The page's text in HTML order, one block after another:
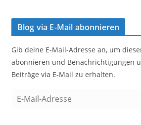
Blog via E-Mail abonnieren
Gib deine E-Mail-Adresse an, um
abonnieren und Benachrichtigungen
Beiträge via E-Mail zu erhalten.